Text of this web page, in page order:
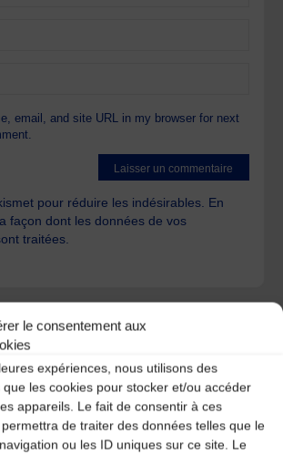
le consentement aux
expériences, nous utilisons des
les cookies pour stocker et/ou accéder
appareils. Le fait de consentir à ces
de traiter des données telles que le
ou les ID uniques sur ce site. Le
email, and site URL in my browser for next
pour réduire les indésirables. En
façon dont les données de vos
traitées
A DECOUVRIR :